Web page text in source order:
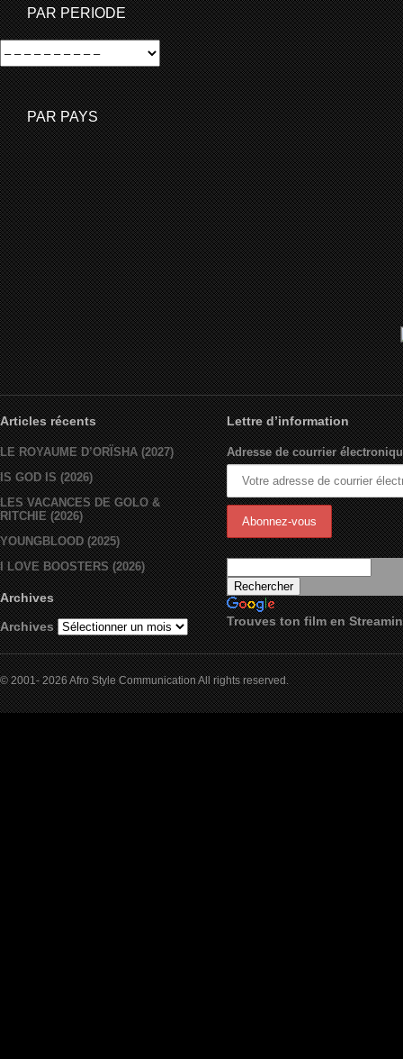
PAR PERIODE
PAR PAYS
Articles récents
LE ROYAUME D’ORÏSHA (2027)
IS GOD IS (2026)
LES VACANCES DE GOLO &
RITCHIE (2026)
YOUNGBLOOD (2025)
I LOVE BOOSTERS (2026)
Archives
Archives
Lettre d’information
Adresse de courrier
Trouves ton film en
© 2001- 2026 Afro Style Communication All rights reserved.